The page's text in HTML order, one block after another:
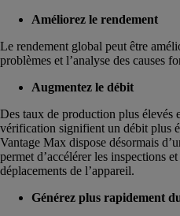
Améliorez le rendement
Le rendement global peut être
problèmes et l’analyse des causes
Augmentez le débit
Des taux de production plus élevés
vérification signifient un débit plus
Vantage Max dispose désormais
permet d’accélérer les inspections
déplacements de l’appareil.
Générez plus rapidement